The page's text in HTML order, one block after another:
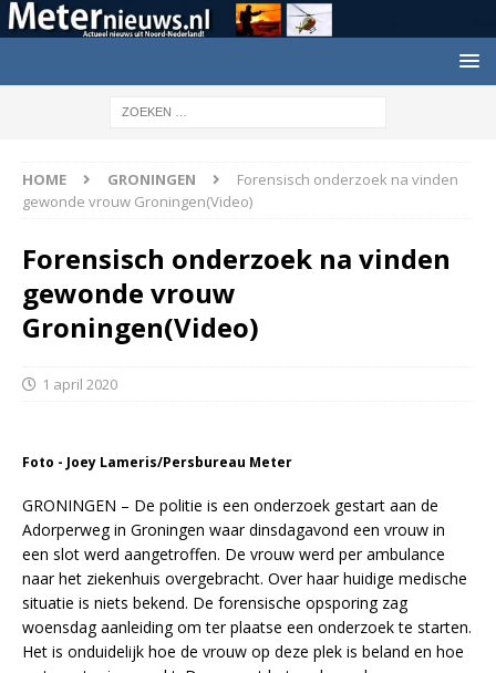
HOME GRONINGEN
Forensisch onderzoek na vinden
gewonde vrouw Groningen(Video)
Forensisch onderzoek na vinden
gewonde vrouw
Groningen(Video)
1 april 2020
Foto - Joey Lameris/Persbureau Meter
GRONINGEN – De politie is een onderzoek gestart aan de
Adorperweg in Groningen waar dinsdagavond een vrouw in
een slot werd aangetroffen. De vrouw werd per ambulance
naar het ziekenhuis overgebracht. Over haar huidige medische
situatie is niets bekend. De forensische opsporing zag
woensdag aanleiding om ter plaatse een onderzoek te starten.
Het is onduidelijk hoe de vrouw op deze plek is beland en hoe